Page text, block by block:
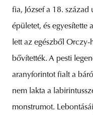
fia, József a 18.
épületet, és egyesítette
lett az egészből
bővítették. A pesti
aranyforintot fialt a
nem lakta a
monstrumot.